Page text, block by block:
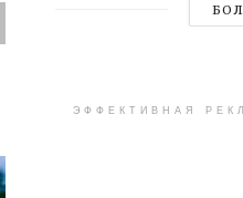
ЭФФЕКТИВНАЯ